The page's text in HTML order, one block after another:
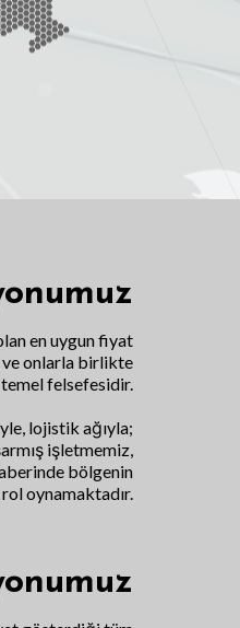
en uygun fiyat
onlarla birlikte
felsefesidir.
lojistik ağıyla;
işletmemiz,
bölgenin
oynamaktadır.